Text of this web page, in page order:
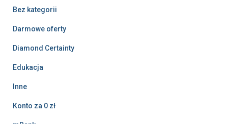
Bez kategorii
Darmowe oferty
Diamond Certainty
Edukacja
Inne
Konto za 0 zł